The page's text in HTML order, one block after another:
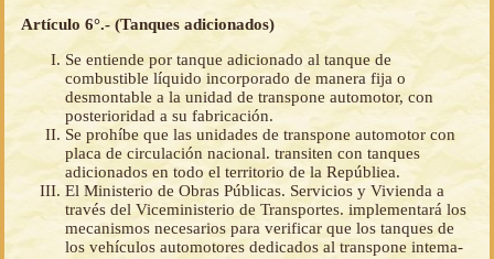
Artículo 6°.- (Tanques adicionados)
Se entiende por tanque adicionado al tanque de
combustible líquido incorporado de manera fija o
desmontable a la unidad de transpone automotor, con
posterioridad a su fabricación.
Se prohíbe que las unidades de transpone automotor con
placa de circulación nacional. transiten con tanques
adicionados en todo el territorio de la Repúbliea.
El Ministerio de Obras Públicas. Servicios y Vivienda a
través del Viceministerio de Transportes. implementará los
mecanismos necesarios para verificar que los tanques de
los vehículos automotores dedicados al transpone intema-